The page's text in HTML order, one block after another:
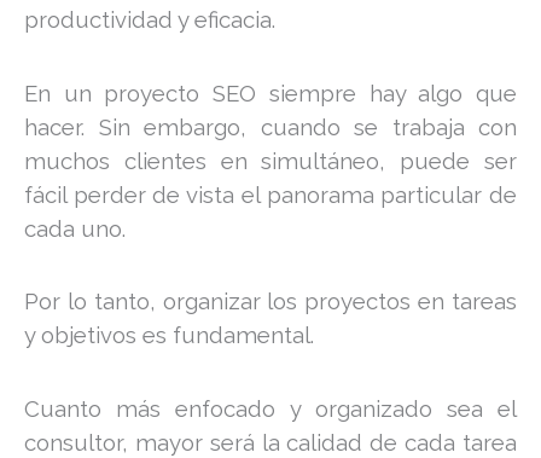
productividad y eficacia.
En un proyecto SEO siempre hay algo que
hacer. Sin embargo, cuando se trabaja con
muchos clientes en simultáneo, puede ser
fácil perder de vista el panorama particular de
cada uno.
Por lo tanto, organizar los proyectos en tareas
y objetivos es fundamental.
Cuanto más enfocado y organizado sea el
consultor, mayor será la calidad de cada tarea